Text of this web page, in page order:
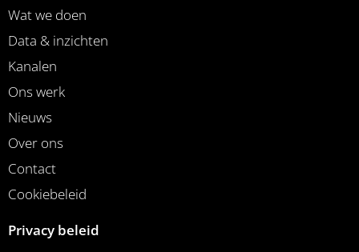
Wat we doen
Data & inzichten
Kanalen
Ons werk
Nieuws
Over ons
Contact
Cookiebeleid
Privacy beleid